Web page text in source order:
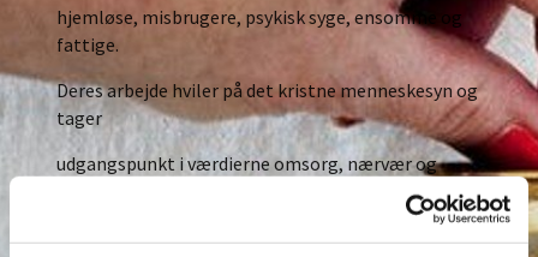
hjemløse, misbrugere, psykisk syge, ensomme og
fattige.
Deres arbejde hviler på det kristne menneskesyn og
tager
udgangspunkt i værdierne omsorg, nærvær og
”Ethvert menneske er enestående og værdifuldt i